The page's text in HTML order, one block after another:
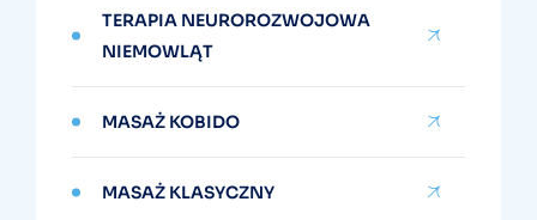
TERAPIA NEUROROZWOJOWA
NIEMOWLĄT
MASAŻ KOBIDO
MASAŻ KLASYCZNY